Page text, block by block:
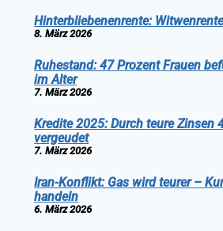
Hinterbliebenenrente:
8. März 2026
Ruhestand: 47 Prozent Frauen
im Alter
7. März 2026
Kredite 2025: Durch teure Zinsen
vergeudet
7. März 2026
Iran-Konflikt: Gas wird teurer –
handeln
6. März 2026